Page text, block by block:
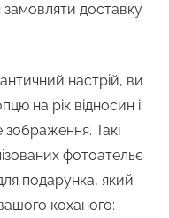
доставку
настрій, ви
на рік відносин і
зображення. Такі
фотоательє
подарунка, який
коханого: